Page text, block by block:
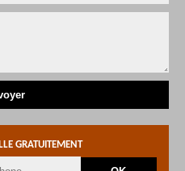
GRATUITEMENT